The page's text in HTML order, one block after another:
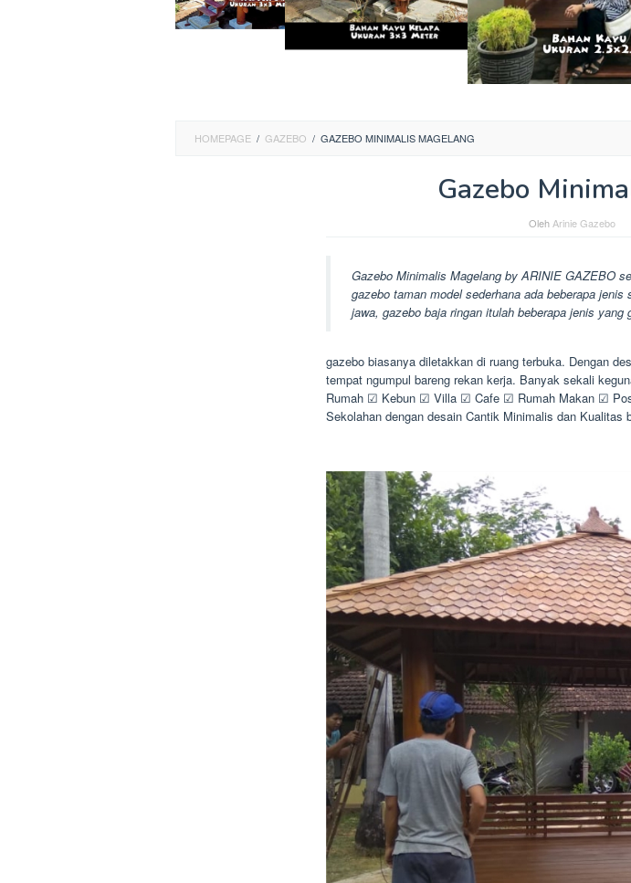
HOMEPAGE / GAZEBO / GAZEBO MINIMALIS MAGELANG
Gazebo
Oleh Arinie Gazebo
Gazebo Minimalis Magelang by ARINIE GAZEBO
gazebo taman model sederhana ada beberapa
jawa, gazebo baja ringan itulah beberapa jenis
gazebo biasanya diletakkan di ruang terbuka. Dengan
tempat ngumpul bareng rekan kerja. Banyak sekali
Rumah ☑ Kebun ☑ Villa ☑ Cafe ☑ Rumah Makan ☑
Sekolahan dengan desain Cantik Minimalis dan Kualitas